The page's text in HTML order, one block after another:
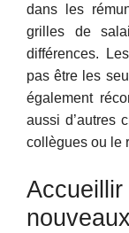
dans les
grilles de
différences.
pas être les
également
aussi d’autres
collègues ou le